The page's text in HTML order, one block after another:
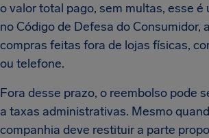
o valor total pago, sem multas, esse
no Código de Defesa do Consumidor,
compras feitas fora de lojas físicas,
ou telefone.
Fora desse prazo, o reembolso pode
a taxas administrativas. Mesmo
companhia deve restituir a parte